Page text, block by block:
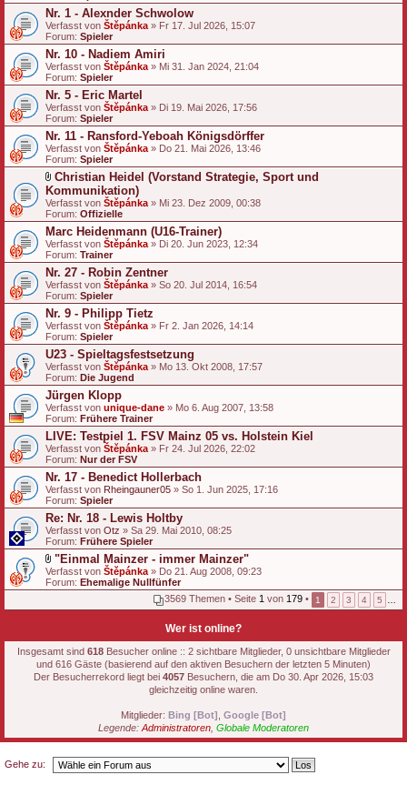
Nr. 1 - Alexnder Schwolow
Verfasst von Štěpánka » Fr 17. Jul 2026, 15:07
Forum: Spieler
Nr. 10 - Nadiem Amiri
Verfasst von Štěpánka » Mi 31. Jan 2024, 21:04
Forum: Spieler
Nr. 5 - Eric Martel
Verfasst von Štěpánka » Di 19. Mai 2026, 17:56
Forum: Spieler
Nr. 11 - Ransford-Yeboah Königsdörffer
Verfasst von Štěpánka » Do 21. Mai 2026, 13:46
Forum: Spieler
D
a
t
e
i
a
n
h
a
n
g
Christian Heidel (Vorstand Strategie, Sport und
Kommunikation)
Verfasst von Štěpánka » Mi 23. Dez 2009, 00:38
Forum: Offizielle
Marc Heidenmann (U16-Trainer)
Verfasst von Štěpánka » Di 20. Jun 2023, 12:34
Forum: Trainer
Nr. 27 - Robin Zentner
Verfasst von Štěpánka » So 20. Jul 2014, 16:54
Forum: Spieler
Nr. 9 - Philipp Tietz
Verfasst von Štěpánka » Fr 2. Jan 2026, 14:14
Forum: Spieler
U23 - Spieltagsfestsetzung
Verfasst von Štěpánka » Mo 13. Okt 2008, 17:57
Forum: Die Jugend
Jürgen Klopp
Verfasst von unique-dane » Mo 6. Aug 2007, 13:58
Forum: Frühere Trainer
LIVE: Testpiel 1. FSV Mainz 05 vs. Holstein Kiel
Verfasst von Štěpánka » Fr 24. Jul 2026, 22:02
Forum: Nur der FSV
Nr. 17 - Benedict Hollerbach
Verfasst von Rheingauner05 » So 1. Jun 2025, 17:16
Forum: Spieler
Re: Nr. 18 - Lewis Holtby
Verfasst von Otz » Sa 29. Mai 2010, 08:25
Forum: Frühere Spieler
D
a
t
i
h
a
n
g
"Einmal Mainzer - immer Mainzer"
Verfasst von Štěpánka » Do 21. Aug 2008, 09:23
Forum: Ehemalige Nullfünfer
3569 Themen • Seite 1 von 179 • 1 2 3 4 5
Wer ist online?
Insgesamt sind 618Besucher online :: 2 sichtbare Mitglieder, 0 unsichtbare Mitglieder
und 616 Gäste (basierend auf den aktiven Besuchern der letzten 5 Minuten)
Der Besucherrekord liegt bei 4057 Besuchern, die am Do 30. Apr 2026, 15:03
gleichzeitig online waren.
Mitglieder: Bing [Bot] Google [Bot]
Legende: Administratoren Globale Moderatoren
Gehe zu: